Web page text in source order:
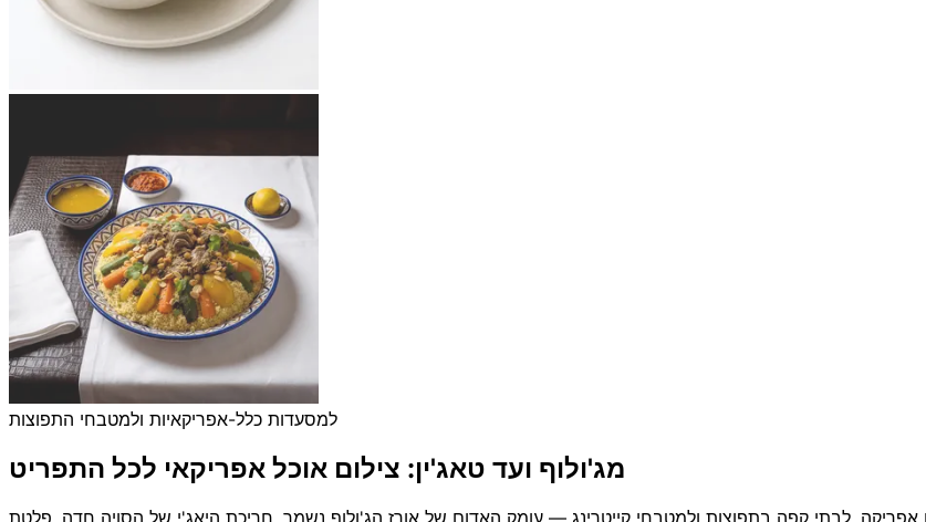
למסעדות כלל-אפריקאיות ולמטבחי התפוצות
מג'ולוף ועד טאג'ין: צילום אוכל אפריקאי לכל התפריט
לבתי קפה בתפוצות ולמטבחי קייטרינג — עומק האדום של אורז הג'ולוף נשמר, חריכת היאג'י של הסויה חדה, פלטת